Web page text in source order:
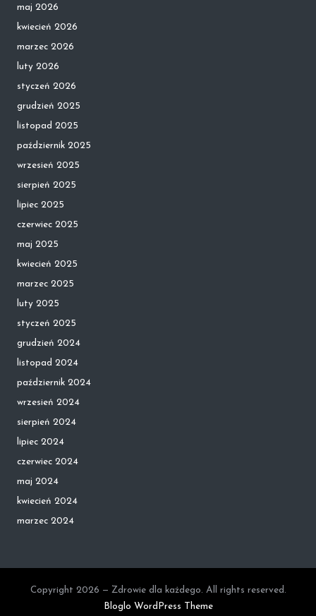
maj 2026
kwiecień 2026
marzec 2026
luty 2026
styczeń 2026
grudzień 2025
listopad 2025
październik 2025
wrzesień 2025
sierpień 2025
lipiec 2025
czerwiec 2025
maj 2025
kwiecień 2025
marzec 2025
luty 2025
styczeń 2025
grudzień 2024
listopad 2024
październik 2024
wrzesień 2024
sierpień 2024
lipiec 2024
czerwiec 2024
maj 2024
kwiecień 2024
marzec 2024
Copyright 2026 — Zdrowie dla każdego. All rights reserved.
Bloglo WordPress Theme